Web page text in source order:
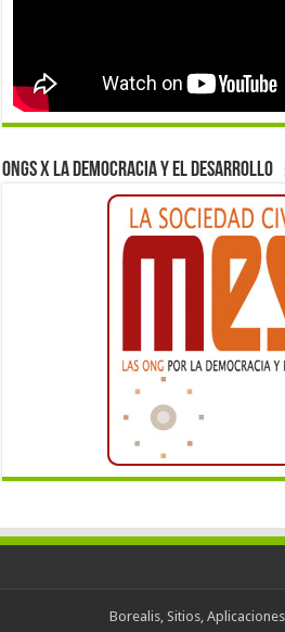
ONGs x la democracia y el desarrollo
Borealis, Sitios,